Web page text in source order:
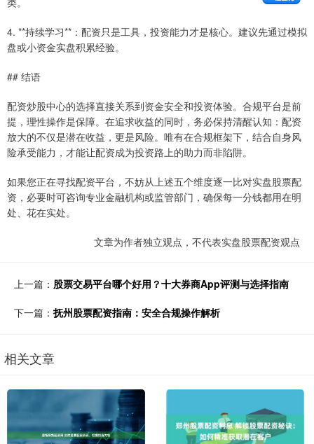
4. **持续学习**：配资只是工具，投资能力才是核心。建议先通过模拟
盘或小资金实盘积累经验。
## 结语
配资炒股中心的选择直接关系到资金安全和投资体验。合规平台是前
提，理性操作是保障。在追求收益的同时，务必保持清醒认知：配资
放大的不仅是潜在收益，更是风险。唯有在合规框架下，结合自身风
险承受能力，才能让配资成为投资路上的助力而非陷阱。
如果您正在寻找配资平台，不妨从上述五个维度逐一比对实盘股票配
资，必要时可咨询专业金融机构或监管部门，确保每一分钱都用在明
处、花在实处。
文章为作者独立观点，不代表实盘股票配资观点
上一篇： 股票交易平台哪个好用？十大券商App评测与选择指南
下一篇： 抚州股票配资指南：安全合规操作解析
相关文章